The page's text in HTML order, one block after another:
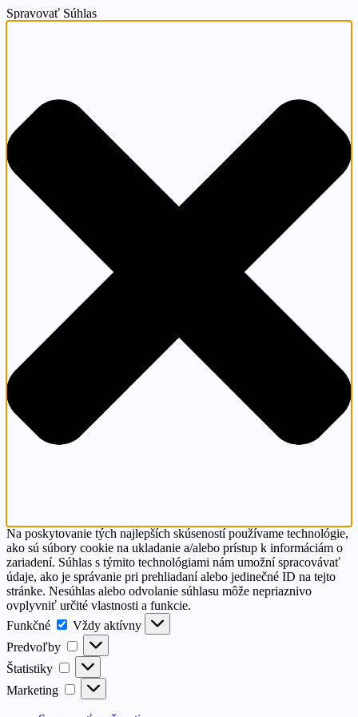
Spravovať Súhlas
Na poskytovanie tých najlepších skúseností používame technológie,
ako sú súbory cookie na ukladanie a/alebo prístup k informáciám o
zariadení. Súhlas s týmito technológiami nám umožní spracovávať
údaje, ako je správanie pri prehliadaní alebo jedinečné ID na tejto
stránke. Nesúhlas alebo odvolanie súhlasu môže nepriaznivo
ovplyvniť určité vlastnosti a funkcie.
Funkčné
Funkčné
Vždy aktívny
Predvoľby
Predvoľby
Štatistiky Štatistiky
Marketing Marketing